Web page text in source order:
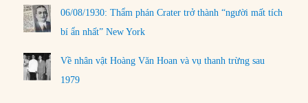
06/08/1930: Thẩm phán Crater trở thành “người mất tích
bí ẩn nhất” New York
Về nhân vật Hoàng Văn Hoan và vụ thanh trừng sau
1979